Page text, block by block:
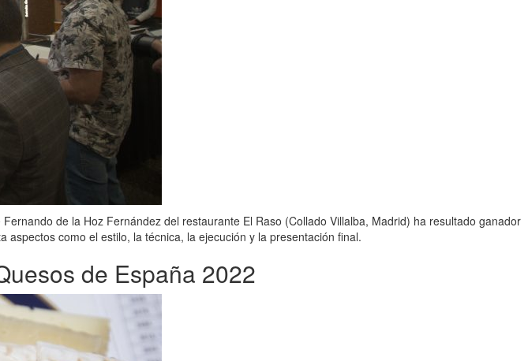
de la Hoz Fernández del restaurante El Raso (Collado Villalba, Madrid) ha resultado ganador
como el estilo, la técnica, la ejecución y la presentación final.
de España 2022